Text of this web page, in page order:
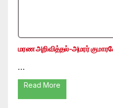
மரண அறிவித்தல்-அமரர்
…
Read More